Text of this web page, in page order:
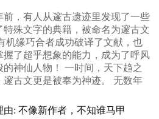
前，有人从邃古遗迹里发现了一些
特殊文字的典籍，被命名为邃古文
机缘巧合者成功破译了文献，也
握了超乎想象的能力，成为了呼风
的神仙人物！ 一时间，天下趋之
邃古文更是被奉为神迹。 无数年
由: 不像新作者，不知谁马甲